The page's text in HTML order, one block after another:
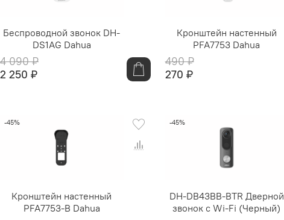
Беспроводной звонок DH-
DS1AG Dahua
4 090 ₽
2 250 ₽
Кронштейн настенный
PFA7753 Dahua
490 ₽
270 ₽
-45%
Кронштейн настенный
PFA7753-B Dahua
-45%
DH-DB43BB-BTR Дверной
звонок с Wi-Fi (Черный)